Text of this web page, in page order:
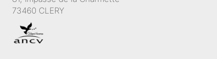
73460 CLERY